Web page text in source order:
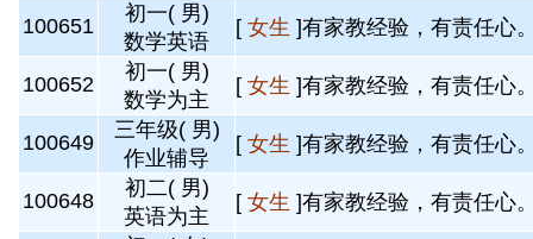
100651
初一( 男)
数学英语
[ 女生 ]有家教经验，有责任心
100652
初一( 男)
数学为主
[ 女生 ]有家教经验，有责任心
100649
三年级( 男)
作业辅导
[ 女生 ]有家教经验，有责任心
100648
初二( 男)
英语为主
[ 女生 ]有家教经验，有责任心